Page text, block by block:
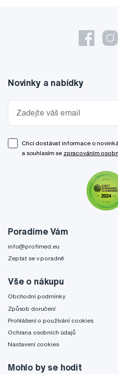
Poradíme Vám
info@profimed.eu
Zeptat se v poradně
Vše o nákupu
Obchodní podmínky
Způsob doručení
Prohlášení o používání cookies
Ochrana osobních údajů
Nastavení cookies
Mohlo by se hodit
Novinky a nabídky
Chci dostávat informace o
a souhlasím se zpracováním